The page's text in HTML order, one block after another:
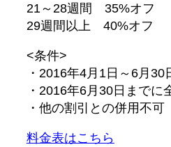
21～28週間 35%オフ
29週間以上 40%オフ
<条件>
・2016年4月1日～6月
・2016年6月30日までに
・他の割引との併用不可
料金表はこちら